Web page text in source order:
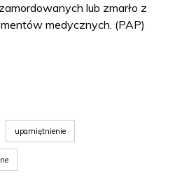
lub zmarło z
medycznych. (PAP)
upamiętnienie